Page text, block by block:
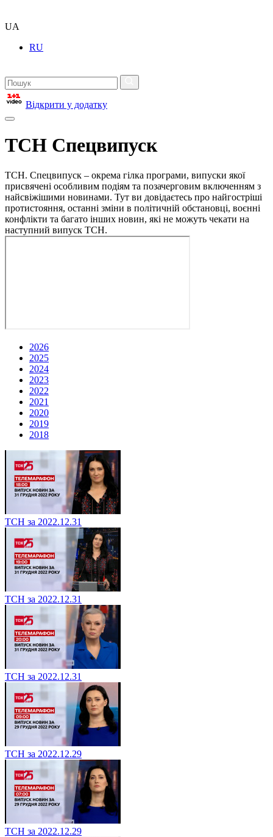
UA
RU
Відкрити у додатку
ТСН Спецвипуск
ТСН. Спецвипуск – окрема гілка програми, випуски якої
присвячені особливим подіям та позачерговим включенням з
найсвіжішими новинами. Тут ви довідаєтесь про найгостріші
протистояння, останні зміни в політичній обстановці, воєнні
конфлікти та багато інших новин, які не можуть чекати на
наступний випуск ТСН.
2026
2025
2024
2023
2022
2021
2020
2019
2018
ТСН за 2022.12.31
ТСН за 2022.12.31
ТСН за 2022.12.31
ТСН за 2022.12.29
ТСН за 2022.12.29